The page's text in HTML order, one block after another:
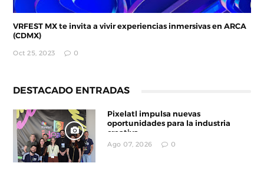
VRFEST MX te invita a vivir experiencias inmersivas en ARCA
(CDMX)
Oct 25, 2023 0
DESTACADO ENTRADAS
Pixelatl impulsa nuevas
oportunidades para la industria
creativa
Ago 07, 2026 0